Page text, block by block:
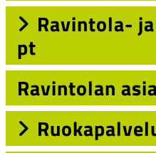
Ravintola-
pt
Ravintolan